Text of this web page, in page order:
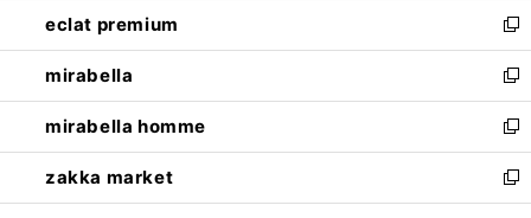
く
で
開
く
ド
ウ
で
開
く
ィ
ン
ド
ウ
で
開
く
い
ウ
ィ
ン
ド
ウ
で
開
eclat premium
新
し
い
ウ
ィ
ン
ド
ウ
mirabella
新
し
い
ウ
ィ
ン
mirabella homme
新
し
い
ウ
zakka market
新
し